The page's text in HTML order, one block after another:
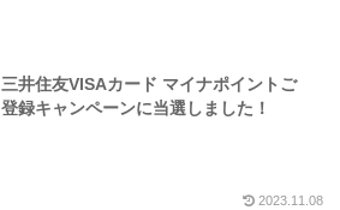
三井住友VISAカード マイナポイントご
登録キャンペーンに当選しました！
2023.11.08